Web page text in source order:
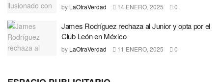
by LaOtraVerdad 14 ENERO, 2025 0
James Rodríguez rechaza al Junior y opta por el
Club León en México
by LaOtraVerdad 11 ENERO, 2025 0